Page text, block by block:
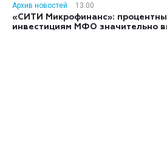
Архив новостей
13:00
«СИТИ Микрофинанс»:
инвестициям МФО значительно